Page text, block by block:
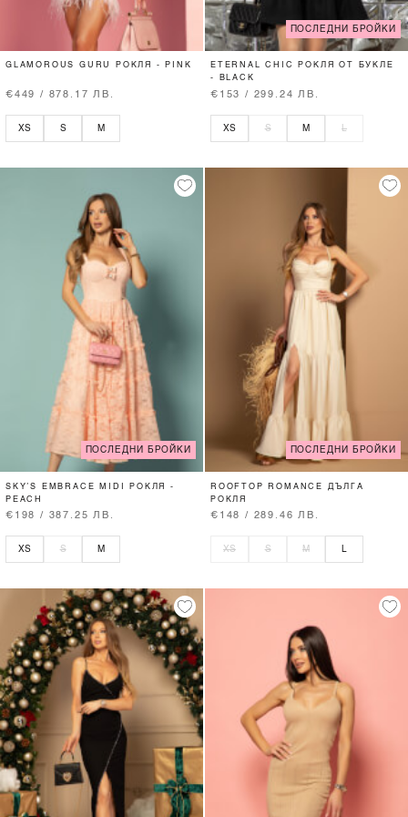
GLAMOROUS GURU РОКЛЯ - PINK
€449 / 878.17 ЛВ.
XS S M
ПОСЛЕДНИ БРОЙКИ
ETERNAL CHIC РОКЛЯ ОТ БУКЛЕ
- BLACK
€153 / 299.24 ЛВ.
XS S M L
ПОСЛЕДНИ БРОЙКИ
SKY’S EMBRACE MIDI РОКЛЯ -
PEACH
€198 / 387.25 ЛВ.
XS S M
ПОСЛЕДНИ БРОЙКИ
ROOFTOP ROMANCE ДЪЛГА
РОКЛЯ
€148 / 289.46 ЛВ.
XS S M L